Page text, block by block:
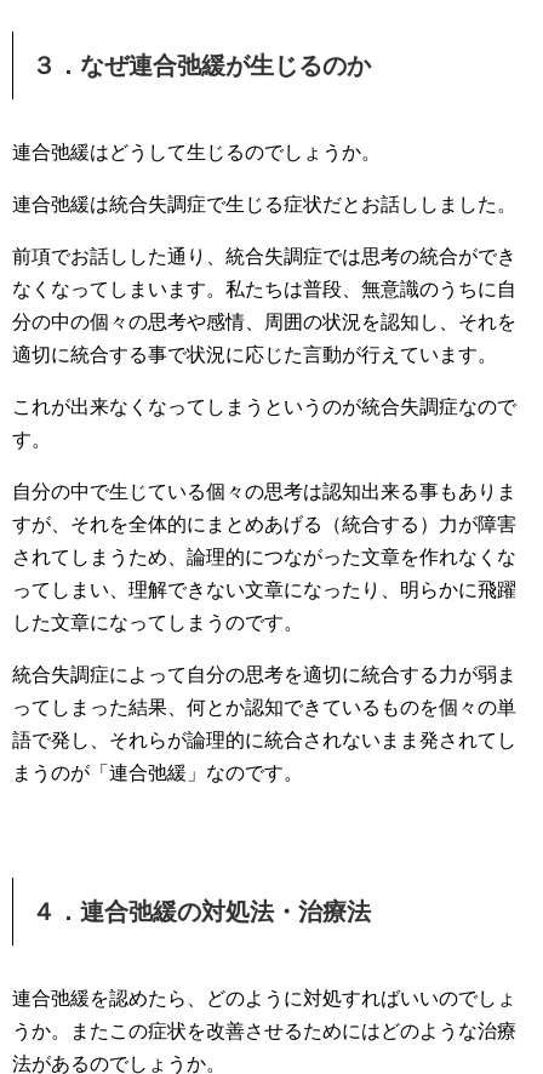
３．なぜ連合弛緩が生じるのか
連合弛緩はどうして生じるのでしょうか。
連合弛緩は統合失調症で生じる症状だとお話ししました。
前項でお話しした通り、統合失調症では思考の統合ができ
なくなってしまいます。私たちは普段、無意識のうちに自
分の中の個々の思考や感情、周囲の状況を認知し、それを
適切に統合する事で状況に応じた言動が行えています。
これが出来なくなってしまうというのが統合失調症なので
す。
自分の中で生じている個々の思考は認知出来る事もありま
すが、それを全体的にまとめあげる（統合する）力が障害
されてしまうため、論理的につながった文章を作れなくな
ってしまい、理解できない文章になったり、明らかに飛躍
した文章になってしまうのです。
統合失調症によって自分の思考を適切に統合する力が弱ま
ってしまった結果、何とか認知できているものを個々の単
語で発し、それらが論理的に統合されないまま発されてし
まうのが「連合弛緩」なのです。
４．連合弛緩の対処法・治療法
連合弛緩を認めたら、どのように対処すればいいのでしょ
うか。またこの症状を改善させるためにはどのような治療
法があるのでしょうか。